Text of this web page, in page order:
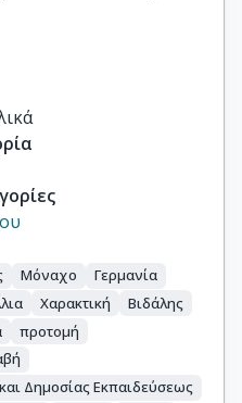
Μόναχο
Γερμανία
Χαρακτική
Βιδάλης
προτομή
Δημοσίας Εκπαιδεύσεως